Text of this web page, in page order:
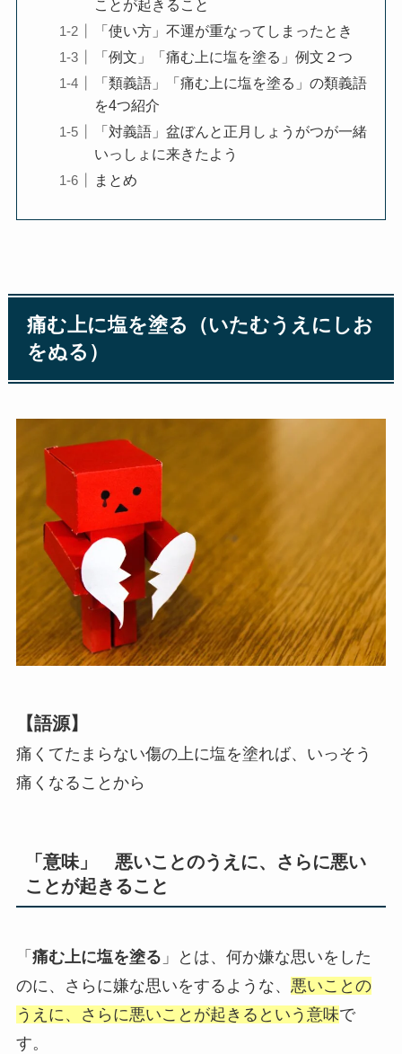
ことが起きること
「使い方」不運が重なってしまったとき
「例文」「痛む上に塩を塗る」例文２つ
「類義語」「痛む上に塩を塗る」の類義語
を4つ紹介
「対義語」盆ぼんと正月しょうがつが一緒
いっしょに来きたよう
まとめ
痛む上に塩を塗る（いたむうえにしお
をぬる）
【語源】
痛くてたまらない傷の上に塩を塗れば、いっそう
痛くなることから
「意味」 悪いことのうえに、さらに悪い
ことが起きること
「 痛む上に塩を塗る 」とは、何か嫌な思いをした
のに、さらに嫌な思いをするような、 悪いことの
うえに、さらに悪いことが起きるという意味で
す。